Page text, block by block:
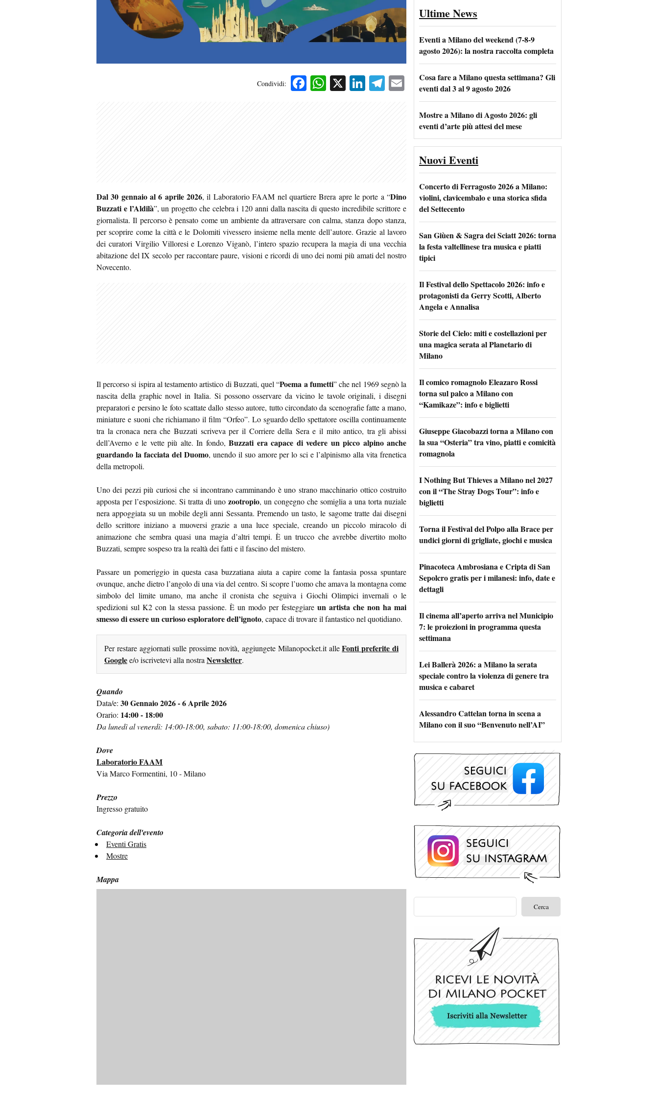
Condividi: Facebook
WhatsApp
X LinkedIn
Telegram
Email
Dal 30 gennaio al 6 aprile 2026, il Laboratorio FAAM nel quartiere Brera apre le porte a “Dino
Buzzati e l’Aldilà”, un progetto che celebra i 120 anni dalla nascita di questo incredibile scrittore e
giornalista. Il percorso è pensato come un ambiente da attraversare con calma, stanza dopo stanza,
per scoprire come la città e le Dolomiti vivessero insieme nella mente dell’autore. Grazie al lavoro
dei curatori Virgilio Villoresi e Lorenzo Viganò, l’intero spazio recupera la magia di una vecchia
abitazione del IX secolo per raccontare paure, visioni e ricordi di uno dei nomi più amati del nostro
Novecento.
Il percorso si ispira al testamento artistico di Buzzati, quel “Poema a fumetti” che nel 1969 segnò la
nascita della graphic novel in Italia. Si possono osservare da vicino le tavole originali, i disegni
preparatori e persino le foto scattate dallo stesso autore, tutto circondato da scenografie fatte a mano,
miniature e suoni che richiamano il film “Orfeo”. Lo sguardo dello spettatore oscilla continuamente
tra la cronaca nera che Buzzati scriveva per il Corriere della Sera e il mito antico, tra gli abissi
dell’Averno e le vette più alte. In fondo, Buzzati era capace di vedere un picco alpino anche
guardando la facciata del Duomo, unendo il suo amore per lo sci e l’alpinismo alla vita frenetica
della metropoli.
Uno dei pezzi più curiosi che si incontrano camminando è uno strano macchinario ottico costruito
apposta per l’esposizione. Si tratta di uno zootropio, un congegno che somiglia a una torta nuziale
nera appoggiata su un mobile degli anni Sessanta. Premendo un tasto, le sagome tratte dai disegni
dello scrittore iniziano a muoversi grazie a una luce speciale, creando un piccolo miracolo di
animazione che sembra quasi una magia d’altri tempi. È un trucco che avrebbe divertito molto
Buzzati, sempre sospeso tra la realtà dei fatti e il fascino del mistero.
Passare un pomeriggio in questa casa buzzatiana aiuta a capire come la fantasia possa spuntare
ovunque, anche dietro l’angolo di una via del centro. Si scopre l’uomo che amava la montagna come
simbolo del limite umano, ma anche il cronista che seguiva i Giochi Olimpici invernali o le
spedizioni sul K2 con la stessa passione. È un modo per festeggiare un artista che non ha mai
smesso di essere un curioso esploratore dell’ignoto, capace di trovare il fantastico nel quotidiano.
Per restare aggiornati sulle prossime novità, aggiungete Milanopocket.it alleFonti preferite di
Googlee/o iscrivetevi alla nostraNewsletter.
Quando
Data/e: 30 Gennaio 2026 - 6 Aprile 2026
Orario: 14:00 - 18:00
Da lunedì al venerdì: 14:00-18:00, sabato: 11:00-18:00, domenica chiuso)
Dove
Laboratorio FAAM
Via Marco Formentini, 10 - Milano
Prezzo
Ingresso gratuito
Categoria dell'evento
Eventi Gratis
Mostre
Mappa
Ultime News
Eventi a Milano del weekend (7-8-9
agosto 2026): la nostra raccolta completa
Cosa fare a Milano questa settimana? Gli
eventi dal 3 al 9 agosto 2026
Mostre a Milano di Agosto 2026: gli
eventi d’arte più attesi del mese
Nuovi Eventi
Concerto di Ferragosto 2026 a Milano:
violini, clavicembalo e una storica sfida
del Settecento
San Giùen & Sagra dei Sciatt 2026: torna
la festa valtellinese tra musica e piatti
tipici
Il Festival dello Spettacolo 2026: info e
protagonisti da Gerry Scotti, Alberto
Angela e Annalisa
Storie del Cielo: miti e costellazioni per
una magica serata al Planetario di
Milano
Il comico romagnolo Eleazaro Rossi
torna sul palco a Milano con
“Kamikaze”: info e biglietti
Giuseppe Giacobazzi torna a Milano con
la sua “Osteria” tra vino, piatti e comicità
romagnola
I Nothing But Thieves a Milano nel 2027
con il “The Stray Dogs Tour”: info e
biglietti
Torna il Festival del Polpo alla Brace per
undici giorni di grigliate, giochi e musica
Pinacoteca Ambrosiana e Cripta di San
Sepolcro gratis per i milanesi: info, date e
dettagli
Il cinema all’aperto arriva nel Municipio
7: le proiezioni in programma questa
settimana
Lei Ballerà 2026: a Milano la serata
speciale contro la violenza di genere tra
musica e cabaret
Alessandro Cattelan torna in scena a
Milano con il suo “Benvenuto nell’AI”